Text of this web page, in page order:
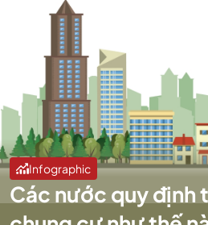
Infographic
Các nước quy định